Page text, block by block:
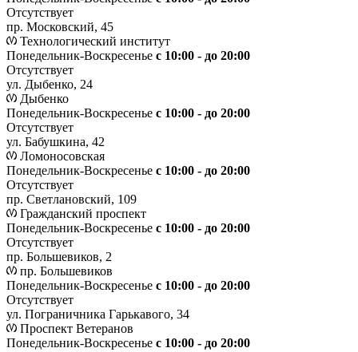
Отсутствует
пр. Московский, 45
Технологический институт
Понедельник-Воскресенье с 10:00 - до 20:00
Отсутствует
ул. Дыбенко, 24
Дыбенко
Понедельник-Воскресенье с 10:00 - до 20:00
Отсутствует
ул. Бабушкина, 42
Ломоносовская
Понедельник-Воскресенье с 10:00 - до 20:00
Отсутствует
пр. Светлановский, 109
Гражданский проспект
Понедельник-Воскресенье с 10:00 - до 20:00
Отсутствует
пр. Большевиков, 2
пр. Большевиков
Понедельник-Воскресенье с 10:00 - до 20:00
Отсутствует
ул. Пограничника Гарькавого, 34
Проспект Ветеранов
Понедельник-Воскресенье с 10:00 - до 20:00